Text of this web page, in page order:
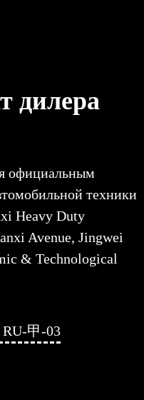
дилера
официальным
техники
Heavy Duty
Avenue, Jingwei
& Technological
甲-03